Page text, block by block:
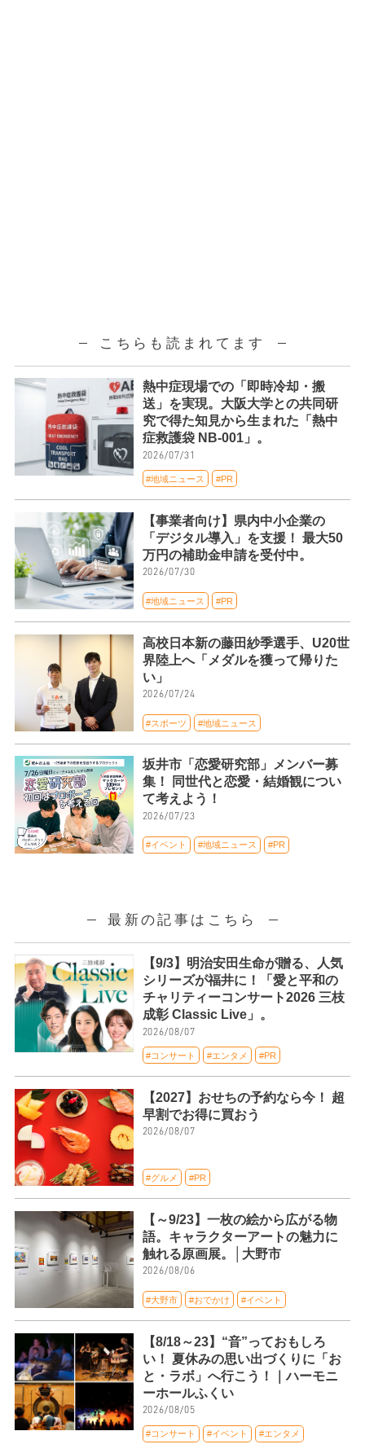
こちらも読まれてます
熱中症現場での「即時冷却・搬
送」を実現。大阪大学との共同研
究で得た知見から生まれた「熱中
症救護袋 NB-001」。
2026/07/31
#地域ニュース #PR
【事業者向け】県内中小企業の
「デジタル導入」を支援！ 最大50
万円の補助金申請を受付中。
2026/07/30
#地域ニュース #PR
高校日本新の藤田紗季選手、U20世
界陸上へ「メダルを獲って帰りた
い」
2026/07/24
#スポーツ #地域ニュース
坂井市「恋愛研究部」メンバー募
集！ 同世代と恋愛・結婚観につい
て考えよう！
2026/07/23
#イベント #地域ニュース #PR
最新の記事はこちら
【9/3】明治安田生命が贈る、人気
シリーズが福井に！「愛と平和の
チャリティーコンサート2026 三枝
成彰 Classic Live」。
2026/08/07
#コンサート #エンタメ #PR
【2027】おせちの予約なら今！ 超
早割でお得に買おう
2026/08/07
#グルメ #PR
【～9/23】一枚の絵から広がる物
語。キャラクターアートの魅力に
触れる原画展。│大野市
2026/08/06
#大野市 #おでかけ #イベント
【8/18～23】“音”っておもしろ
い！ 夏休みの思い出づくりに「お
と・ラボ」へ行こう！｜ハーモニ
ーホールふくい
2026/08/05
#コンサート #イベント #エンタメ